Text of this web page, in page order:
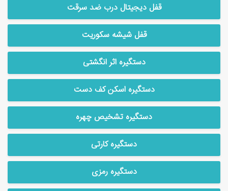
قفل دیجیتال درب ضد سرقت
قفل شیشه سکوریت
دستگیره اثر انگشتی
دستگیره اسکن کف دست
دستگیره تشخیص چهره
دستگیره کارتی
دستگیره رمزی